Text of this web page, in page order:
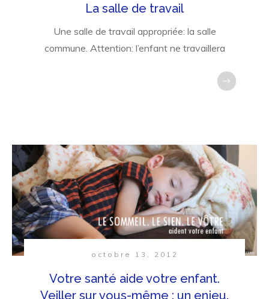
La salle de travail
Une salle de travail appropriée: la salle
commune. Attention: l’enfant ne travaillera
octobre 13, 2012
Votre santé aide votre enfant.
Veiller sur vous-même : un enjeu.